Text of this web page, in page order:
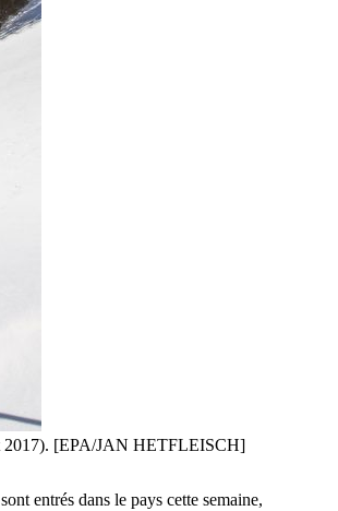
2017). [EPA/JAN HETFLEISCH]
entrés dans le pays cette semaine,